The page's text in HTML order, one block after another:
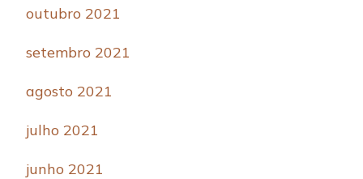
outubro 2021
setembro 2021
agosto 2021
julho 2021
junho 2021